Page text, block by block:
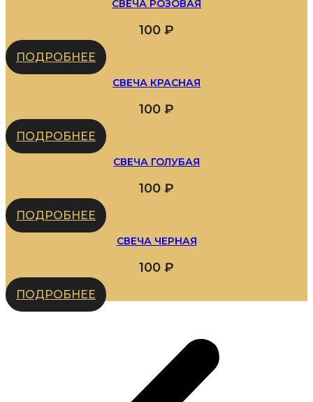
СВЕЧА РОЗОВАЯ
100 ₽
ПОДРОБНЕЕ
СВЕЧА КРАСНАЯ
100 ₽
ПОДРОБНЕЕ
СВЕЧА ГОЛУБАЯ
100 ₽
ПОДРОБНЕЕ
СВЕЧА ЧЕРНАЯ
100 ₽
ПОДРОБНЕЕ